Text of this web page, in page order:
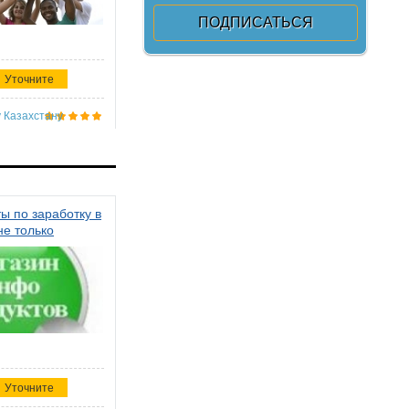
Уточните
Казахстану
по заработку в
только
Уточните